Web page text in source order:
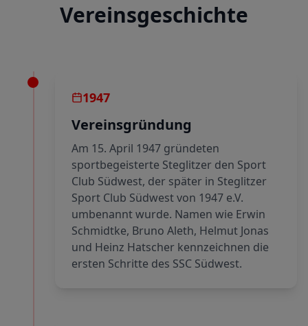
Vereinsgeschichte
1947
Vereinsgründung
Am 15. April 1947 gründeten
sportbegeisterte Steglitzer den Sport
Club Südwest, der später in Steglitzer
Sport Club Südwest von 1947 e.V.
umbenannt wurde. Namen wie Erwin
Schmidtke, Bruno Aleth, Helmut Jonas
und Heinz Hatscher kennzeichnen die
ersten Schritte des SSC Südwest.